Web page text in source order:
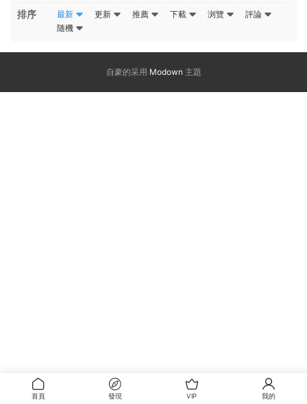
排序 最新 更新 推薦 下載 浏覽
評論
随機
自豪的采用 Modown 主題
首頁 發現 VIP 我的